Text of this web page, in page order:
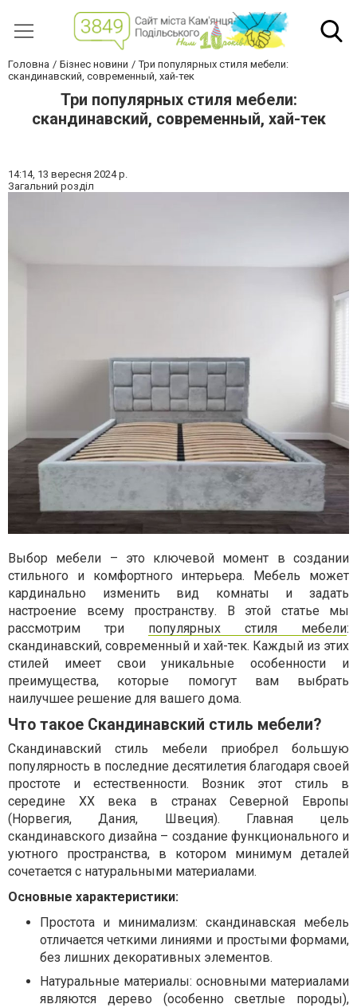
Головна Бізнес новини
Три популярных стиля мебели:
скандинавский, современный, хай-тек
Три популярных стиля мебели:
скандинавский, современный, хай-тек
14:14, 13 вересня 2024 р.
Загальний розділ
Выбор мебели – это ключевой момент в создании
стильного и комфортного интерьера. Мебель может
кардинально изменить вид комнаты и задать
настроение всему пространству. В этой статье мы
рассмотрим три популярных стиля мебели:
скандинавский, современный и хай-тек. Каждый из этих
стилей имеет свои уникальные особенности и
преимущества, которые помогут вам выбрать
наилучшее решение для вашего дома.
Что такое Скандинавский стиль мебели?
Скандинавский стиль мебели приобрел большую
популярность в последние десятилетия благодаря своей
простоте и естественности. Возник этот стиль в
середине ХХ века в странах Северной Европы
(Норвегия, Дания, Швеция). Главная цель
скандинавского дизайна – создание функционального и
уютного пространства, в котором минимум деталей
сочетается с натуральными материалами.
Основные характеристики:
Простота и минимализм: скандинавская мебель
отличается четкими линиями и простыми формами,
без лишних декоративных элементов.
Натуральные материалы: основными материалами
являются дерево (особенно светлые породы),